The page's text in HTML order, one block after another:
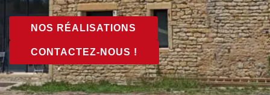
NOS RÉALISATIONS
CONTACTEZ-NOUS !